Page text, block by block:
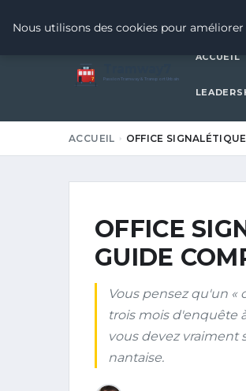
7 Passion Tramway & Transport Urbain
ACCUEIL
ACCUEIL OFFICE
OFFICE
GUIDE
Vous pensez qu'un
trois mois d'enquête
vous devez vraiment
nantaise.
Nous utilisons des cookies pour